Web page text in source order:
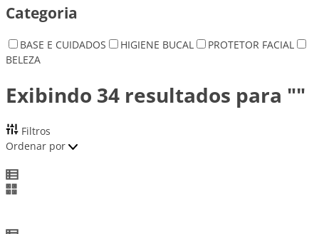
Categoria
BASE E CUIDADOS HIGIENE BUCAL
PROTETOR FACIAL
BELEZA
Exibindo 34 resultados para ""
Filtros
Ordenar por